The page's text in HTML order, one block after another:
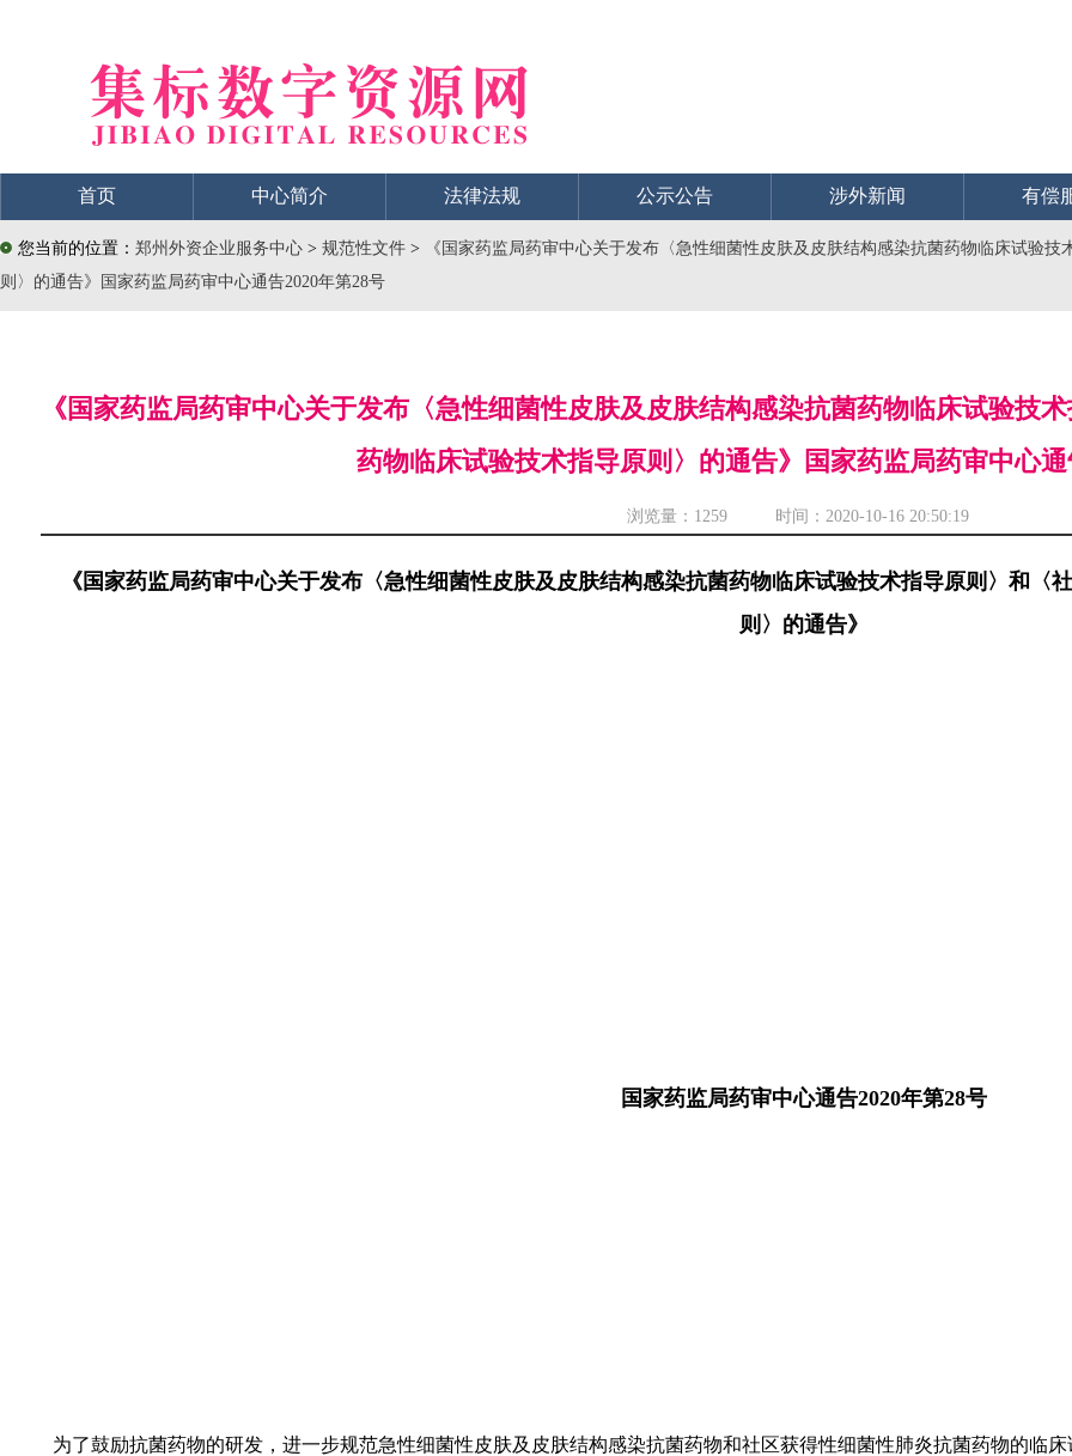
首页 中心简介 法律法规 公示公告 涉外新闻 有偿
您当前的位置： 郑州外资企业服务中心 > 规范性文件 >
《国家药监局药审中心关于发布〈急性细菌性皮肤及皮肤结构感染抗菌药物临床试验
则〉的通告》国家药监局药审中心通告2020年第28号
《国家药监局药审中心关于发布〈急性细菌性皮肤及皮肤结构感染抗菌药物临床试验技
药物临床试验技术指导原则〉的通告》国家药监局药审中心通
浏览量： 1259 时间：2020-10-16 20:50:19
《国家药监局药审中心关于发布〈急性细菌性皮肤及皮肤结构感染抗菌药物临床试验技术指导原则〉和〈
则〉的通告》
国家药监局药审中心通告2020年第28号
为了鼓励抗菌药物的研发，进一步规范急性细菌性皮肤及皮肤结构感染抗菌药物和社区获得性细菌性肺炎抗菌药物的临